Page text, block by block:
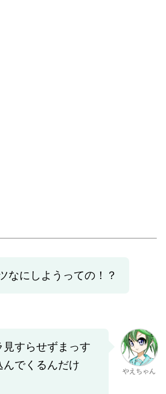
なにしようっての！？
すらせずまっす
んでくるんだけ
やえちゃん